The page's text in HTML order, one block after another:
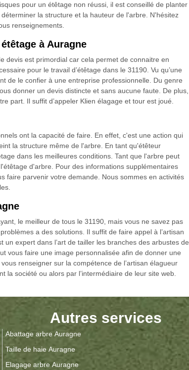
pour un étêtage non réussi, il est conseillé de planter
la structure et la hauteur de l'arbre. N'hésitez
renseignements.
à Auragne
devis est primordial car cela permet de connaitre en
pour le travail d’étêtage dans le 31190. Vu qu’une
de le confier à une entreprise professionnelle. Du genre
donner un devis distincte et sans aucune faute. De plus,
part. Il suffit d’appeler Klien élagage et tour est joué.
ont la capacité de faire. En effet, c'est une action qui
la structure même de l'arbre. En tant qu'étêteur
dans les meilleures conditions. Tant que l'arbre peut
d'arbre. Pour des informations supplémentaires
faire parvenir votre demande. Nous sommes en activités
le meilleur de tous le 31190, mais vous ne savez pas
a des solutions. Il suffit de faire appel à l’artisan
un expert dans l’art de tailler les branches des arbustes de
vous faire une image personnalisée afin de donner une
renseigner sur la compétence de l’artisan élagueur
la société ou alors par l’intermédiaire de leur site web.
Autres services
Abattage arbre Auragne
Taille de haie Auragne
Elagage arbre Auragne